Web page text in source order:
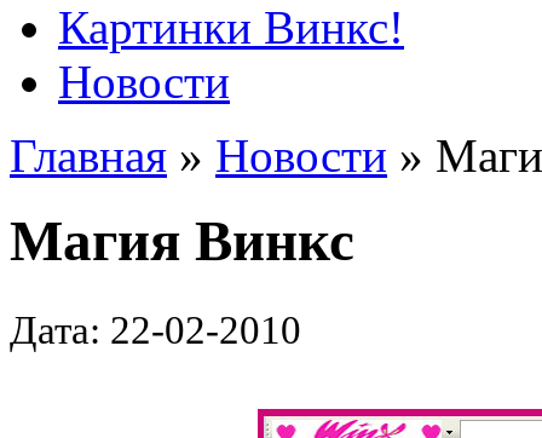
Картинки Винкс!
Новости
Главная » Новости »
Магия Винкс
Дата: 22-02-2010